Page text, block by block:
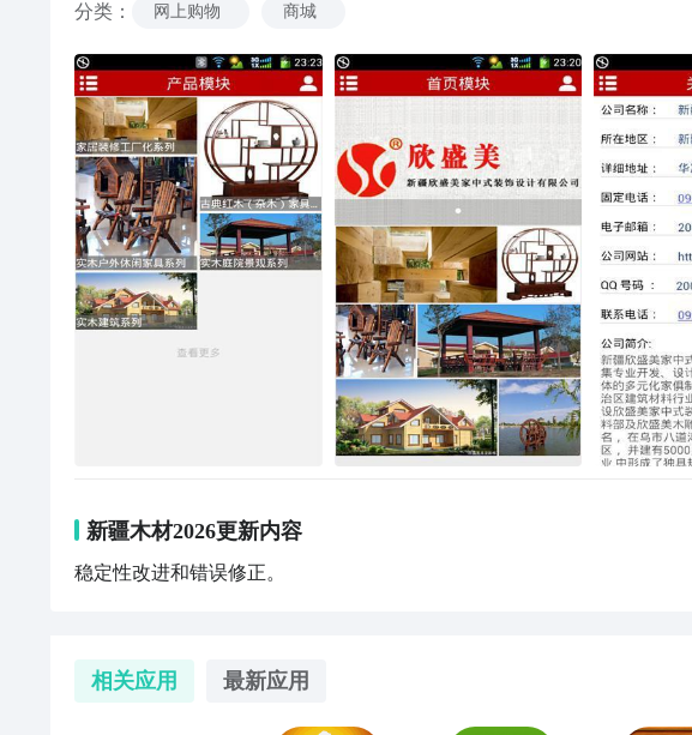
分类 ： 网上购物 商城
新疆木材2026更新内容
稳定性改进和错误修正。
相关应用 最新应用